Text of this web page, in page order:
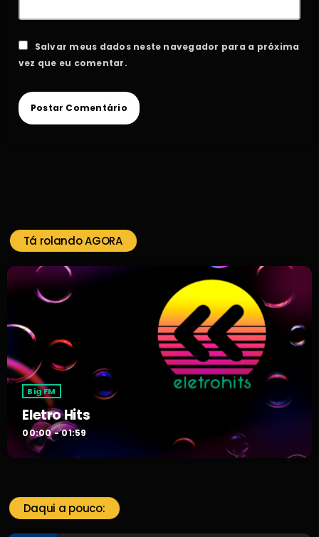
Salvar meus dados neste navegador para a próxima
vez que eu comentar.
Tá rolando AGORA
Big FM
Eletro Hits
00:00 - 01:59
Daqui a pouco: